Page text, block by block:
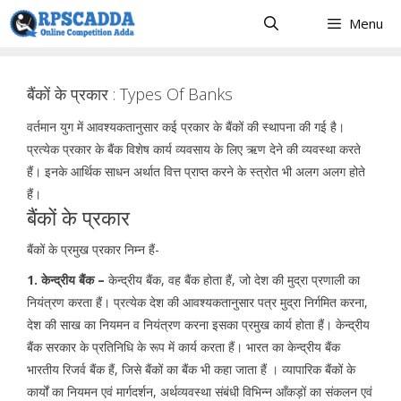
Skip
to
Menu
बैंकों के प्रकार : Types Of Banks
वर्तमान युग में आवश्यकतानुसार कई प्रकार के बैंकों की स्थापना की गई है।
प्रत्येक प्रकार के बैंक विशेष कार्य व्यवसाय के लिए ऋण देने की व्यवस्था करते
हैं। इनके आर्थिक साधन अर्थात वित्त प्राप्त करने के स्त्रोत भी अलग अलग होते
हैं।
बैंकों के प्रकार
बैंकों के प्रमुख प्रकार निम्न हैं-
1. केन्द्रीय बैंक – केन्द्रीय बैंक, वह बैंक होता हैं, जो देश की मुद्रा प्रणाली का
नियंत्रण करता हैं। प्रत्येक देश की आवश्यकतानुसार पत्र मुद्रा निर्गमित करना,
देश की साख का नियमन व नियंत्रण करना इसका प्रमुख कार्य होता हैं। केन्द्रीय
बैंक सरकार के प्रतिनिधि के रूप में कार्य करता हैं। भारत का केन्द्रीय बैंक
भारतीय रिजर्व बैंक हैं, जिसे बैंकों का बैंक भी कहा जाता हैं । व्यापारिक बैंकों के
कार्यों का नियमन एवं मार्गदर्शन, अर्थव्यवस्था संबंधी विभिन्न आँकड़ों का संकलन एवं